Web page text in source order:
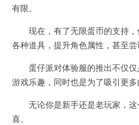
有限。
现在，有了无限蛋币的支持，
各种道具，提升角色属性，甚至尝
蛋仔派对体验服的推出不仅仅
游戏乐趣，同时也是为了吸引更多
无论你是新手还是老玩家，这
喜。